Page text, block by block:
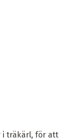
i träkärl, för att